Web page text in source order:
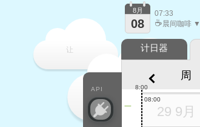
让
每一天
API
8月
08
07:33
☕晨间咖啡 ▼
计日器
周
一
8:00
29 9月
08:00